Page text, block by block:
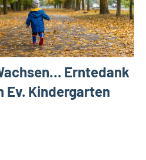
Erntedank
Ev. Kindergarten